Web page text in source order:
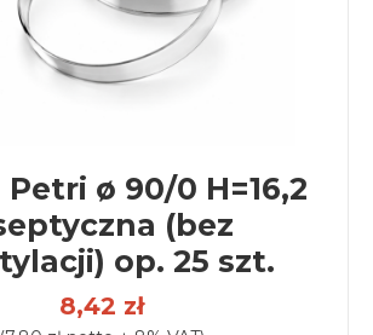
Petri ø 90/0 H=16,2
(bez
op. 25 szt.
8,42 zł